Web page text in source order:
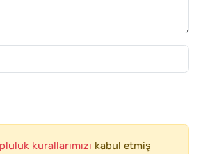
kurallarımızı kabul etmiş